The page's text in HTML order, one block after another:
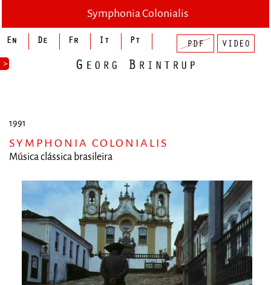
>
Symphonia Colonialis
1991
SYMPHONIA COLONIALIS
Música clássica brasileira